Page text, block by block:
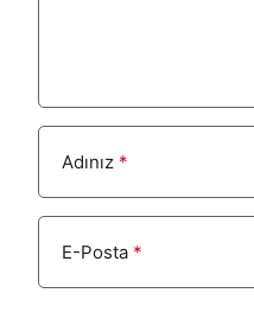
Adınız *
E-Posta *